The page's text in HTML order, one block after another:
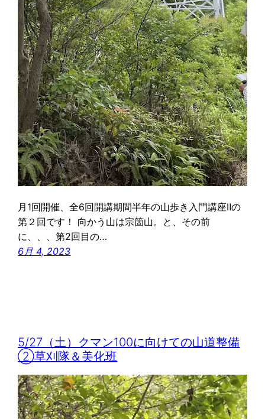
月1回開催、全6回開講期間半年の山歩き入門講座Ⅱの
第２回です！ 向かう山は宗箇山。と、その前
に、、、第2回目の…
6月 4, 2023
5/27（土）クマン100に向けての山道整備
②草刈隊＆美化班